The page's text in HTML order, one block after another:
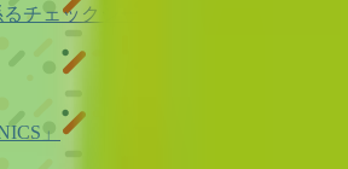
チェックシート確認結果の公表
」